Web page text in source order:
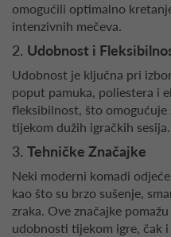
omogućili optimalno
intenzivnih mečeva.
2. Udobnost i
Udobnost je ključna pri
poput pamuka, poliestera i
fleksibilnost, što
tijekom dužih igračkih sesija.
3. Tehničke Značajke
Neki moderni komadi
kao što su brzo sušenje,
zraka. Ove značajke
udobnosti tijekom igre, čak